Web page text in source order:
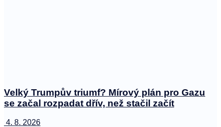
Velký Trumpův triumf? Mírový plán pro Gazu
se začal rozpadat dřív, než stačil začít
4. 8. 2026